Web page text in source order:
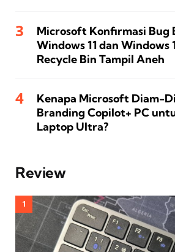
Microsoft Konfirmasi Bug
Windows 11 dan Windows
Recycle Bin Tampil Aneh
Kenapa Microsoft Diam-
Branding Copilot+ PC
Laptop Ultra?
Review